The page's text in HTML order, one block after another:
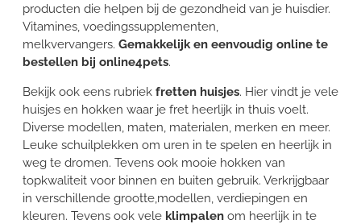
producten die helpen bij de gezondheid van je huisdier.
Vitamines, voedingssupplementen,
melkvervangers. Gemakkelijk en eenvoudig online te
bestellen bij online4pets.
Bekijk ook eens rubriek fretten huisjes. Hier vindt je vele
huisjes en hokken waar je fret heerlijk in thuis voelt.
Diverse modellen, maten, materialen, merken en meer.
Leuke schuilplekken om uren in te spelen en heerlijk in
weg te dromen. Tevens ook mooie hokken van
topkwaliteit voor binnen en buiten gebruik. Verkrijgbaar
in verschillende grootte,modellen, verdiepingen en
kleuren. Tevens ook vele klimpalen om heerlijk in te